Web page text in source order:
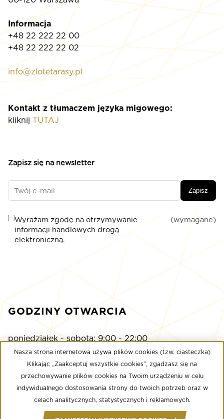
Informacja
+48 22 222 22 00
+48 22 222 22 02
info@zlotetarasy.pl
Kontakt z tłumaczem języka migowego:
kliknij TUTAJ
Zapisz się na newsletter
Zapisz
Wyrażam zgodę na otrzymywanie
informacji handlowych drogą
elektroniczną.
(wymagane)
GODZINY OTWARCIA
poniedziałek - sobota: 9:00 - 22:00
niedziela: 9:00 - 21:00
Multikino
poniedziałek - niedziela: 9:00 - do ostatniego seansu
Well Fitness
Nasza strona internetowa używa plików cookies (tzw. ciasteczka)
Klikając „Zaakceptuj wszystkie cookies”, zgadzasz się na
przechowywanie plików cookies na Twoim urządzeniu w celu
indywidualnego dostosowania strony do twoich potrzeb oraz w
celach analitycznych, statystycznych i reklamowych.